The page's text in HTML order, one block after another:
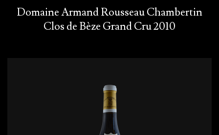
Domaine Armand Rousseau Chambertin
Clos de Bèze Grand Cru 2010